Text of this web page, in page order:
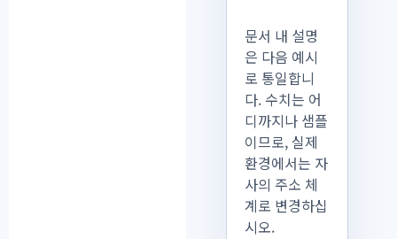
문서 내 설명
은 다음 예시
로 통일합니
다. 수치는 어
디까지나 샘플
이므로, 실제
환경에서는 자
사의 주소 체
계로 변경하십
시오.